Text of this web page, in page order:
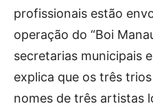
profissionais estão
operação do “Boi
secretarias municipais
explica que os três
nomes de três artistas